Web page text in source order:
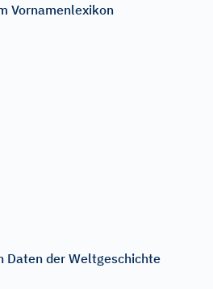
Vornamenlexikon
Daten der Weltgeschichte